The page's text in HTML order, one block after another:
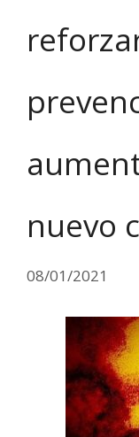
nuevo
08/01/2021